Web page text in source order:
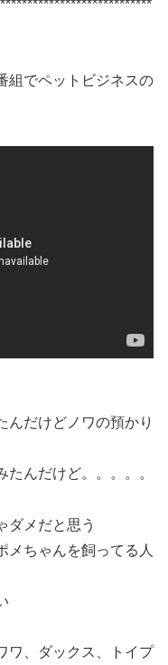
組でペットビジネスの
んだけどノワの預かり
んだけど。。。。。
ダメだと思う
メちゃんを飼ってる人
ワ、ダックス、トイプ